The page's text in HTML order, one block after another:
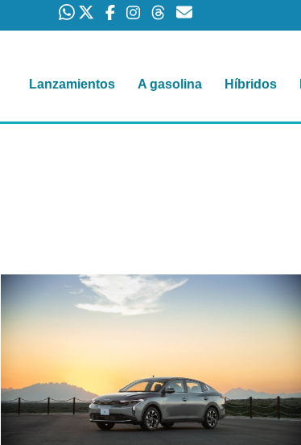
Lanzamientos A gasolina Híbridos